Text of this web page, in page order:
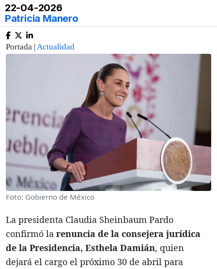
22-04-2026
Patricia Manero
Portada |Actualidad
Foto: Gobierno de México
La presidenta Claudia Sheinbaum Pardo
confirmó la renuncia de la consejera jurídica
de la Presidencia, Esthela Damián, quien
dejará el cargo el próximo 30 de abril para